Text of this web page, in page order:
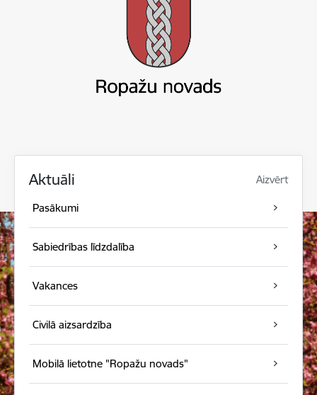
Aktuāli Aizvērt
Pasākumi
Sabiedrības līdzdalība
Vakances
Civilā aizsardzība
Mobilā lietotne "Ropažu novads"